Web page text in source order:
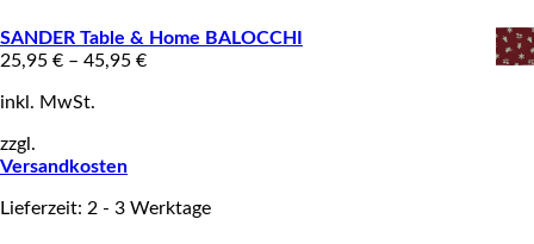
SANDER Table & Home BALOCCHI
25,95 € – 45,95 €
inkl. MwSt.
zzgl.
Versandkosten
Lieferzeit: 2 - 3 Werktage